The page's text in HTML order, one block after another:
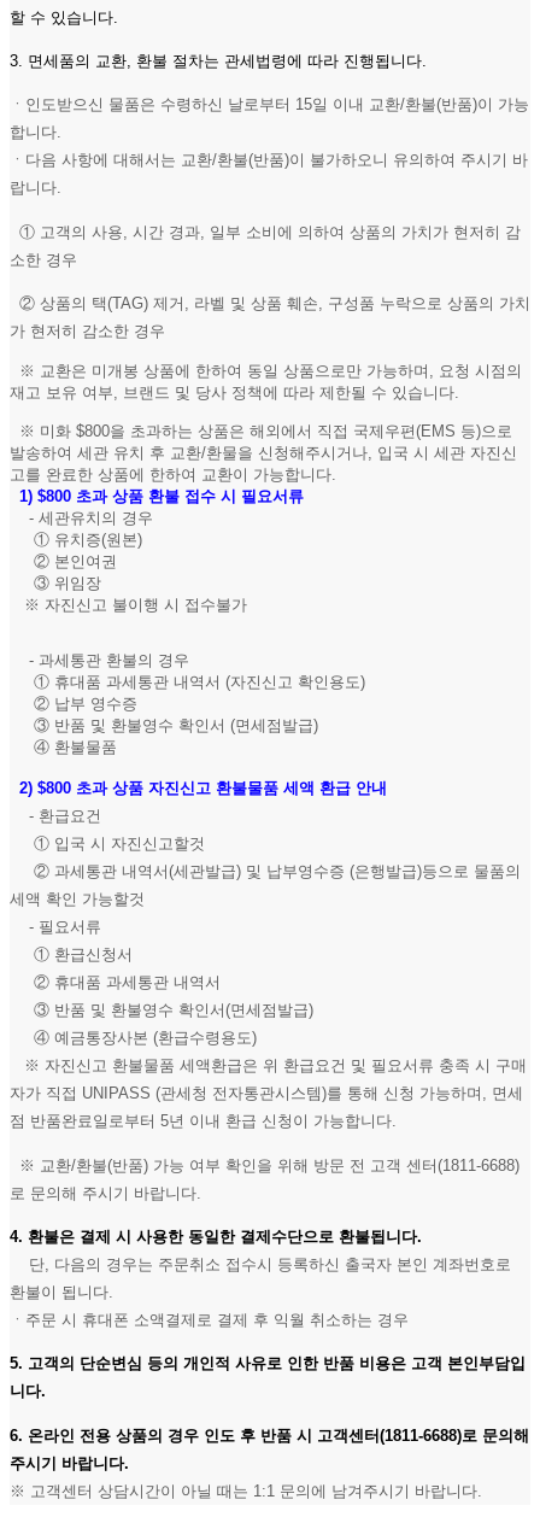
할 수 있습니다.
3. 면세품의 교환, 환불 절차는 관세법령에 따라 진행됩니다.
ㆍ인도받으신 물품은 수령하신 날로부터 15일 이내 교환/환불(반품)이 가능
합니다.
ㆍ다음 사항에 대해서는 교환/환불(반품)이 불가하오니 유의하여 주시기 바
랍니다.
① 고객의 사용, 시간 경과, 일부 소비에 의하여 상품의 가치가 현저히 감
소한 경우
② 상품의 택(TAG) 제거, 라벨 및 상품 훼손, 구성품 누락으로 상품의 가치
가 현저히 감소한 경우
※ 교환은 미개봉 상품에 한하여 동일 상품으로만 가능하며, 요청 시점의
재고 보유 여부, 브랜드 및 당사 정책에 따라 제한될 수 있습니다.
※ 미화 $800을 초과하는 상품은 해외에서 직접 국제우편(EMS 등)으로
발송하여 세관 유치 후 교환/환물을 신청해주시거나, 입국 시 세관 자진신
고를 완료한 상품에 한하여 교환이 가능합니다.
1) $800 초과 상품 환불 접수 시 필요서류
- 세관유치의 경우
① 유치증(원본)
② 본인여권
③ 위임장
※ 자진신고 불이행 시 접수불가
- 과세통관 환불의 경우
① 휴대품 과세통관 내역서 (자진신고 확인용도)
② 납부 영수증
③ 반품 및 환불영수 확인서 (면세점발급)
④ 환불물품
2) $800 초과 상품 자진신고 환불물품 세액 환급 안내
- 환급요건
① 입국 시 자진신고할것
② 과세통관 내역서(세관발급) 및 납부영수증 (은행발급)등으로 물품의
세액 확인 가능할것
- 필요서류
① 환급신청서
② 휴대품 과세통관 내역서
③ 반품 및 환불영수 확인서(면세점발급)
④ 예금통장사본 (환급수령용도)
※ 자진신고 환불물품 세액환급은 위 환급요건 및 필요서류 충족 시 구매
자가 직접 UNIPASS (관세청 전자통관시스템)를 통해 신청 가능하며, 면세
점 반품완료일로부터 5년 이내 환급 신청이 가능합니다.
※ 교환/환불(반품) 가능 여부 확인을 위해 방문 전 고객 센터(1811-6688)
로 문의해 주시기 바랍니다.
4. 환불은 결제 시 사용한 동일한 결제수단으로 환불됩니다.
단, 다음의 경우는 주문취소 접수시 등록하신 출국자 본인 계좌번호로
환불이 됩니다.
ㆍ주문 시 휴대폰 소액결제로 결제 후 익월 취소하는 경우
5. 고객의 단순변심 등의 개인적 사유로 인한 반품 비용은 고객 본인부담입
니다.
6. 온라인 전용 상품의 경우 인도 후 반품 시 고객센터(1811-6688)로 문의해
주시기 바랍니다.
※ 고객센터 상담시간이 아닐 때는 1:1 문의에 남겨주시기 바랍니다.